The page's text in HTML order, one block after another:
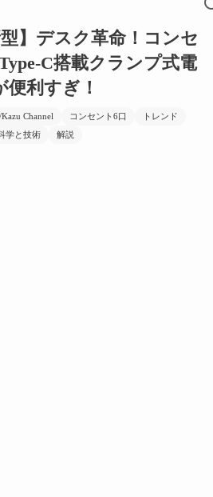
型】デスク革命！コンセ
C搭載クランプ式電
利すぎ！
Channel コンセント6口
トレンド
学と技術 解説